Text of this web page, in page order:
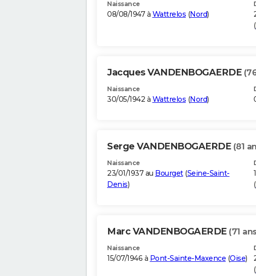
Naissance
08/08/1947 à Wattrelos (Nord)
(
Jacques VANDENBOGAERDE
Naissance
30/05/1942 à Wattrelos (Nord)
Serge VANDENBOGAERDE (81
Naissance
23/01/1937 au Bourget(Seine-Saint-
Denis)
(
Marc VANDENBOGAERDE (71
Naissance
15/07/1946 à Pont-Sainte-Maxence (Oise)
(